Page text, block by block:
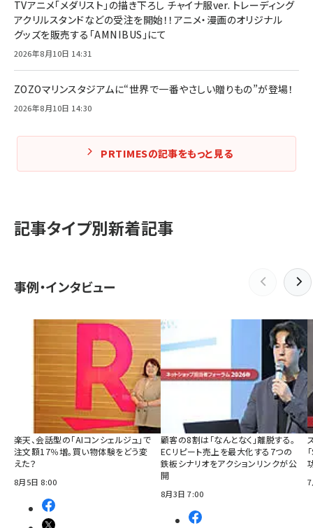
TVアニメ「メダリスト」の描き下ろし チャイナ服ver. トレーディング
アクリルスタンドなどの受注を開始！！アニメ・漫画のオリジナル
グッズを販売する「AMNIBUS」にて
2026年8月10日 14:31
ZOZOマリンスタジアムに“世界で一番やさしい贈りもの”が登場！
2026年8月10日 14:30
PRTIMESの記事をもっと見る
記事タイプ別新着記事
事例・インタビュー
楽天、会話型の「AIコンシェルジュ」で
注文額17％増。買い物体験をどう変
えた？
8月5日 8:00
顧客の8割は「なんとなく」離脱する。
ECリピート売上を最大化する7つの
鉄板シナリオをアクションリンクが公
開
8月3日 7:00